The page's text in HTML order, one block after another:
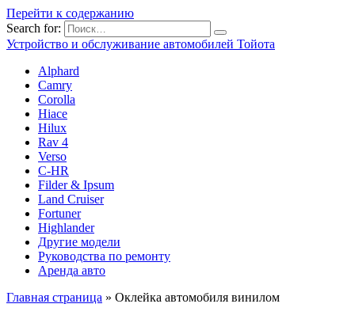
Перейти к содержанию
Search for:
Устройство и обслуживание автомобилей Тойота
Alphard
Camry
Corolla
Hiace
Hilux
Rav 4
Verso
C-HR
Filder & Ipsum
Land Cruiser
Fortuner
Highlander
Другие модели
Руководства по ремонту
Аренда авто
Главная страница » Оклейка автомобиля винилом